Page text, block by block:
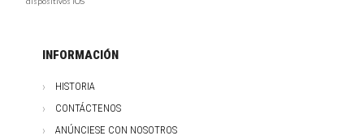
INFORMACIÓN
HISTORIA
CONTÁCTENOS
ANÚNCIESE CON NOSOTROS